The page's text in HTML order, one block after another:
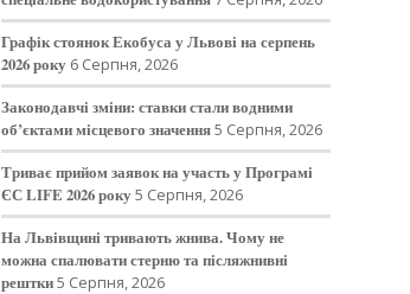
Графік стоянок Екобуса у Львові на серпень
2026 року 6 Серпня, 2026
Законодавчі зміни: ставки стали водними
об’єктами місцевого значення5 Серпня, 2026
Триває прийом заявок на участь у Програмі
ЄС LIFE 2026 року5 Серпня, 2026
На Львівщині тривають жнива. Чому не
можна спалювати стерню та післяжнивні
рештки5 Серпня, 2026